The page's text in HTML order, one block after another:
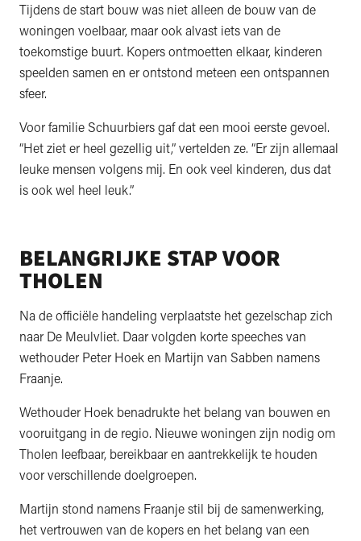
Tijdens de start bouw was niet alleen de bouw van de
woningen voelbaar, maar ook alvast iets van de
toekomstige buurt. Kopers ontmoetten elkaar, kinderen
speelden samen en er ontstond meteen een ontspannen
sfeer.
Voor familie Schuurbiers gaf dat een mooi eerste gevoel.
“Het ziet er heel gezellig uit,” vertelden ze. “Er zijn allemaal
leuke mensen volgens mij. En ook veel kinderen, dus dat
is ook wel heel leuk.”
BELANGRIJKE STAP VOOR
THOLEN
Na de officiële handeling verplaatste het gezelschap zich
naar De Meulvliet. Daar volgden korte speeches van
wethouder Peter Hoek en Martijn van Sabben namens
Fraanje.
Wethouder Hoek benadrukte het belang van bouwen en
vooruitgang in de regio. Nieuwe woningen zijn nodig om
Tholen leefbaar, bereikbaar en aantrekkelijk te houden
voor verschillende doelgroepen.
Martijn stond namens Fraanje stil bij de samenwerking,
het vertrouwen van de kopers en het belang van een